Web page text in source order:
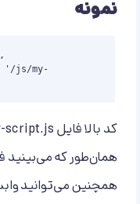
نمونه
'/js/my-
همچنین می‌توانید